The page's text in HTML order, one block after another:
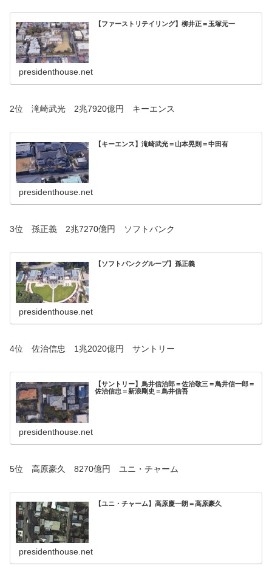
【ファーストリテイリング】柳井正＝玉塚元一
presidenthouse.net
2位 滝崎武光 2兆7920億円 キーエンス
【キーエンス】滝崎武光＝山本晃則＝中田有
presidenthouse.net
3位 孫正義 2兆7270億円 ソフトバンク
【ソフトバンクグループ】孫正義
presidenthouse.net
4位 佐治信忠 1兆2020億円 サントリー
【サントリー】鳥井信治郎＝佐治敬三＝鳥井信一郎＝
佐治信忠＝新浪剛史＝鳥井信吾
presidenthouse.net
5位 高原豪久 8270億円 ユニ・チャーム
【ユニ・チャーム】高原慶一朗＝高原豪久
presidenthouse.net